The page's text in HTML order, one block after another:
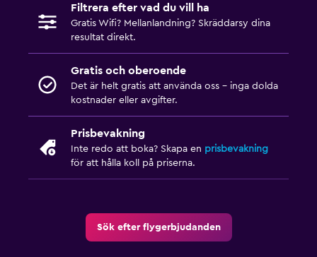
Filtrera efter vad du vill ha
Gratis Wifi? Mellanlandning? Skräddarsy dina
resultat direkt.
Gratis och oberoende
Det är helt gratis att använda oss – inga dolda
kostnader eller avgifter.
Prisbevakning
Inte redo att boka? Skapa en prisbevakning
för att hålla koll på priserna.
Sök efter flygerbjudanden